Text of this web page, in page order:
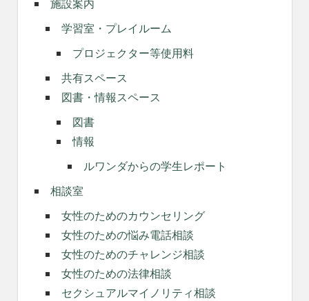
施設案内
学習室・プレイルーム
プロジェクター等使用料
共有スペース
図書・情報スペース
図書
情報
ルワンダからの学生レポート
相談室
女性のためのカウンセリング
女性のための悩み電話相談
女性のためのチャレンジ相談
女性のための法律相談
セクシュアルマイノリティ相談